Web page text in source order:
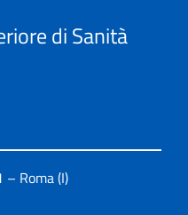
di Sanità
– Roma (I)